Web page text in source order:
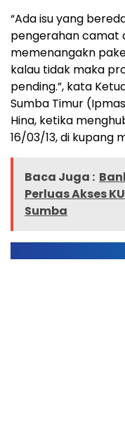
“Ada isu yang
pengerahan camat
memenangakn
kalau tidak maka
pending.”, kata
Sumba Timur
Hina, ketika
16/03/13, di kupang
Baca Juga :
Perluas Akses
Sumba